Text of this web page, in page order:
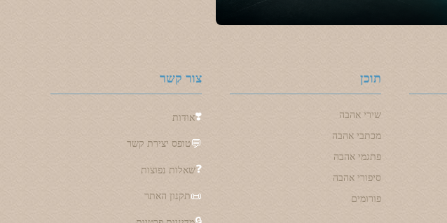
תוכן
שירי אהבה
מכתבי אהבה
פתגמי אהבה
סיפורי אהבה
פורומים
צור קשר
❣️אודות
💬טופס יצירת קשר
❓שאלות נפוצות
📜תקנון האתר